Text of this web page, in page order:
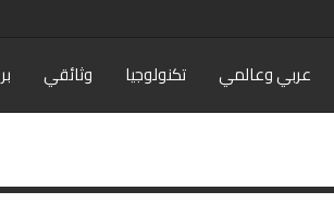
عربي وعالمي تكنولوجيا وثائقي